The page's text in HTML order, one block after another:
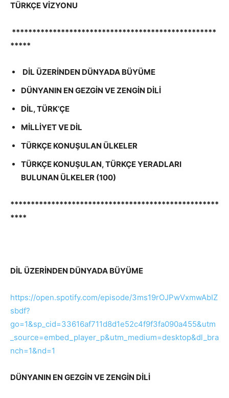
TÜRKÇE VİZYONU
**************************************************
*****
DİL ÜZERİNDEN DÜNYADA BÜYÜME
DÜNYANIN EN GEZGİN VE ZENGİN DİLİ
DİL, TÜRK’ÇE
MİLLİYET VE DİL
TÜRKÇE KONUŞULAN ÜLKELER
TÜRKÇE KONUŞULAN, TÜRKÇE YERADLARI
BULUNAN ÜLKELER (100)
***************************************************
****
DİL ÜZERİNDEN DÜNYADA BÜYÜME
https://open.spotify.com/episode/3ms19rOJPwVxmwAbIZ
sbdf?
go=1&sp_cid=33616af711d8d1e52c4f9f3fa090a455&utm
_source=embed_player_p&utm_medium=desktop&dl_bra
nch=1&nd=1
DÜNYANIN EN GEZGİN VE ZENGİN DİLİ